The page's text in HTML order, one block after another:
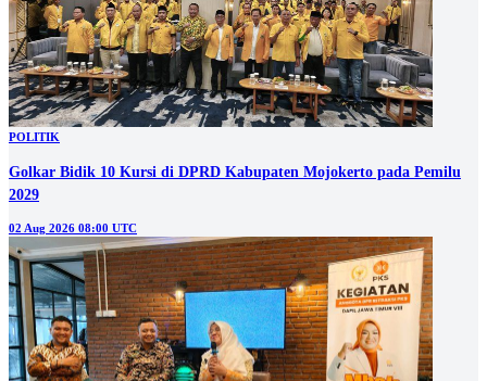
POLITIK
Golkar Bidik 10 Kursi di DPRD Kabupaten Mojokerto pada Pemilu
2029
02 Aug 2026 08:00 UTC